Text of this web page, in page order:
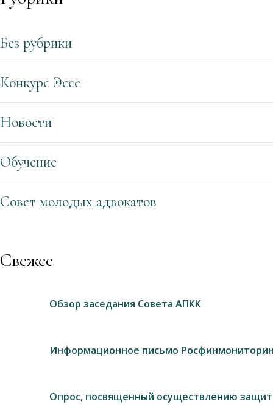
Без рубрики
Конкурс Эссе
Новости
Обучение
Совет молодых адвокатов
Свежее
Обзор заседания Совета АПКК
Информационное письмо
Опрос, посвященный осуществлению